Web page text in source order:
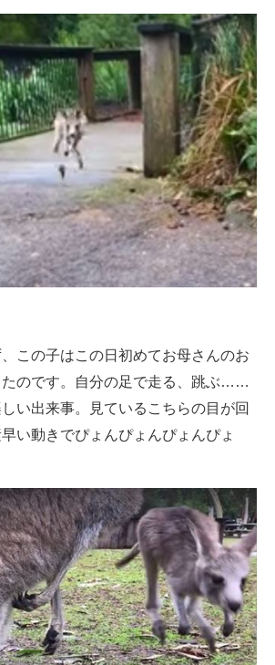
る
詳説
ミュニティ
分かる
門サイト
合サイト
・事例
用を支援
門サイト
の最前線
ットの話題
この子はこの日初めてお母さんのお
たのです。自分の足で走る、跳ぶ……
い出来事。見ているこちらの目が回
い動きでぴょんぴょんぴょんぴょ